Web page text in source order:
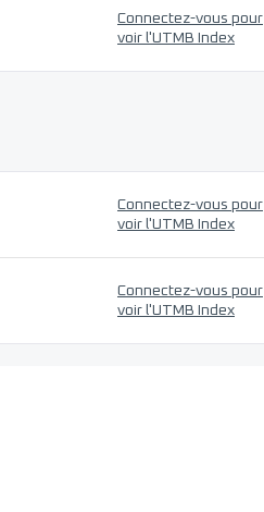
Connectez-vous pour
voir l'UTMB Index
Connectez-vous pour
voir l'UTMB Index
Connectez-vous pour
voir l'UTMB Index